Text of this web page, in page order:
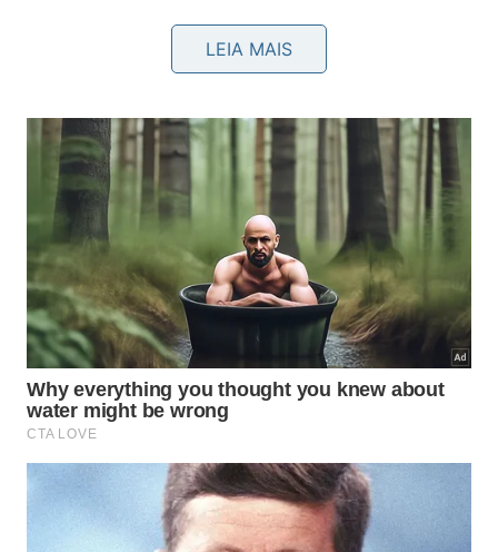
Descoberta de blocos do Farol de Alexandria -
gerada por IA
LEIA MAIS